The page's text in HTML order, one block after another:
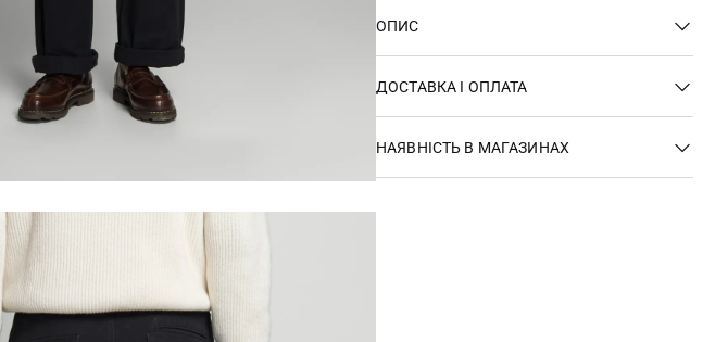
ОПИС
ДОСТАВКА І ОПЛАТА
НАЯВНІСТЬ В МАГАЗИНАХ